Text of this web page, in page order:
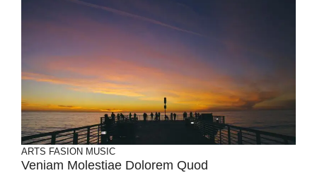
ARTS FASION MUSIC
Veniam Molestiae Dolorem Quod